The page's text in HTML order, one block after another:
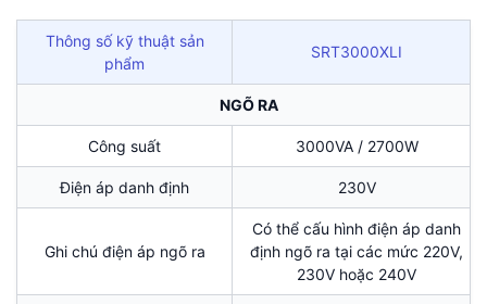
Thông số kỹ thuật sản
phẩm
SRT3000XLI
NGÕ RA
Công suất 3000VA / 2700W
Điện áp danh định 230V
Ghi chú điện áp ngõ ra
Có thể cấu hình điện áp danh
định ngõ ra tại các mức 220V,
230V hoặc 240V